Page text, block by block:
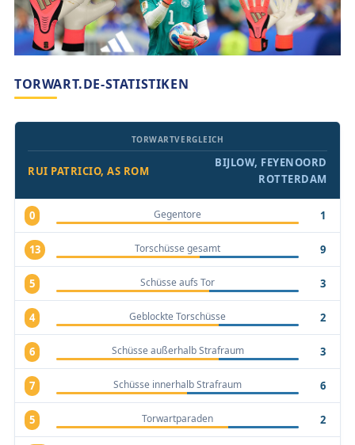
TORWART.DE-STATISTIKEN
RUI PATRICIO, AS ROM
TORWARTVERGLEICH
BIJLOW, FEYENOORD
ROTTERDAM
0 Gegentore 1
13 Torschüsse gesamt 9
5 Schüsse aufs Tor 3
4 Geblockte Torschüsse 2
6 Schüsse außerhalb Strafraum 3
7 Schüsse innerhalb Strafraum 6
5 Torwartparaden 2